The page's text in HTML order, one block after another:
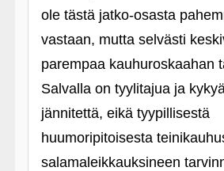
ole tästä jatko-osasta
vastaan, mutta selvästi
parempaa kauhuroskaahan
Salvalla on tyylitajua ja
jännitettä, eikä tyypillisestä
huumoripitoisesta
salamaleikkauksineen